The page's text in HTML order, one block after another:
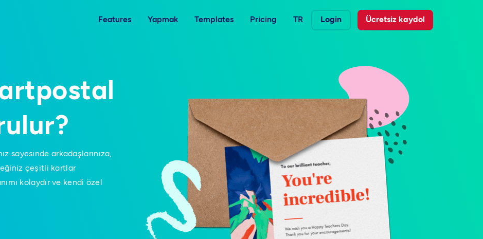
Features Yapmak Templates Pricing TR Login Ücretsiz kaydol
sayesinde arkadaşlarınıza,
çeşitli kartlar
kolaydır ve kendi özel